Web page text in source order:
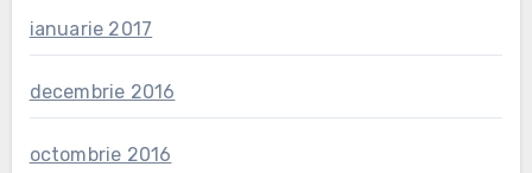
ianuarie 2017
decembrie 2016
octombrie 2016